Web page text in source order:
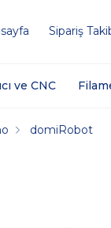
Sipariş
ve CNC
domiRobot